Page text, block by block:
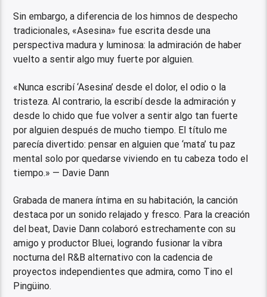
Sin embargo, a diferencia de los himnos de despecho
tradicionales, «Asesina» fue escrita desde una
perspectiva madura y luminosa: la admiración de haber
vuelto a sentir algo muy fuerte por alguien.
«Nunca escribí ‘Asesina’ desde el dolor, el odio o la
tristeza. Al contrario, la escribí desde la admiración y
desde lo chido que fue volver a sentir algo tan fuerte
por alguien después de mucho tiempo. El título me
parecía divertido: pensar en alguien que ‘mata’ tu paz
mental solo por quedarse viviendo en tu cabeza todo el
tiempo.» — Davie Dann
Grabada de manera íntima en su habitación, la canción
destaca por un sonido relajado y fresco. Para la creación
del beat, Davie Dann colaboró estrechamente con su
amigo y productor Bluei, logrando fusionar la vibra
nocturna del R&B alternativo con la cadencia de
proyectos independientes que admira, como Tino el
Pingüino.